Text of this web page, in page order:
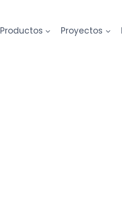
Productos Proyectos